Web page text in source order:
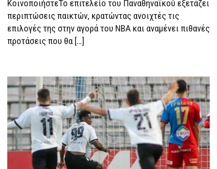
ΚοινοποιήστεΤο επιτελείο του Παναθηναϊκού εξετάζει
περιπτώσεις παικτών, κρατώντας ανοιχτές τις
επιλογές της στην αγορά του ΝΒΑ και αναμένει πιθανές
προτάσεις που θα […]